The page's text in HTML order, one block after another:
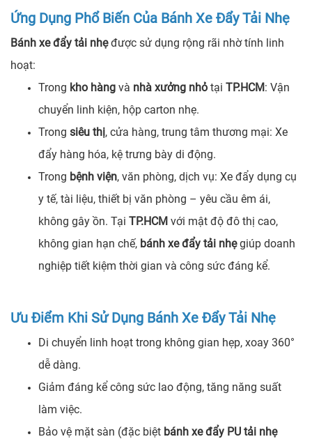
Ứng Dụng Phổ Biến Của Bánh Xe Đẩy Tải Nhẹ
Bánh xe đẩy tải nhẹđược sử dụng rộng rãi nhờ tính linh
hoạt:
Trong kho hàng và nhà xưởng nhỏ tại TP.HCM: Vận
chuyển linh kiện, hộp carton nhẹ.
Trong siêu thị, cửa hàng, trung tâm thương mại: Xe
đẩy hàng hóa, kệ trưng bày di động.
Trong bệnh viện, văn phòng, dịch vụ: Xe đẩy dụng cụ
y tế, tài liệu, thiết bị văn phòng – yêu cầu êm ái,
không gây ồn. Tại TP.HCM với mật độ đô thị cao,
không gian hạn chế, bánh xe đẩy tải nhẹgiúp doanh
nghiệp tiết kiệm thời gian và công sức đáng kể.
Ưu Điểm Khi Sử Dụng Bánh Xe Đẩy Tải Nhẹ
Di chuyển linh hoạt trong không gian hẹp, xoay 360°
dễ dàng.
Giảm đáng kể công sức lao động, tăng năng suất
làm việc.
Bảo vệ mặt sàn (đặc biệt bánh xe đẩy PU tải nhẹ